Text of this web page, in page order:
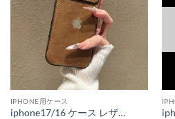
IPHONE用ケース
iphone17/16 ケース レザー 高級 iphone17pro/16pro ケース モテ る メンズ iphone15/14 ケース おすすめ レディース スマホケース 革 かわいい iphone ケース ビジネス R216